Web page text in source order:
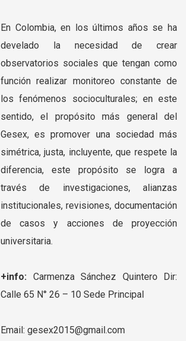
En Colombia, en los últimos años se ha
develado la necesidad de crear
observatorios sociales que tengan como
función realizar monitoreo constante de
los fenómenos socioculturales; en este
sentido, el propósito más general del
Gesex, es promover una sociedad más
simétrica, justa, incluyente, que respete la
diferencia, este propósito se logra a
través de investigaciones,
alianzas
institucionales, revisiones, documentación
de casos y acciones de proyección
universitaria.
+info: Carmenza Sánchez Quintero
Dir:
Calle 65 N° 26 – 10 Sede Principal
Email: gesex2015@gmail.com